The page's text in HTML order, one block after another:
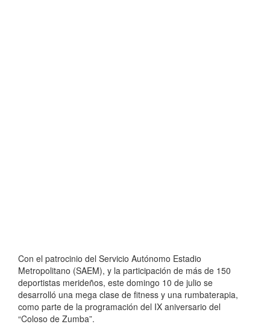
Con el patrocinio del Servicio Autónomo Estadio
Metropolitano (SAEM), y la participación de más de 150
deportistas merideños, este domingo 10 de julio se
desarrolló una mega clase de fitness y una rumbaterapia,
como parte de la programación del IX aniversario del
“Coloso de Zumba”.